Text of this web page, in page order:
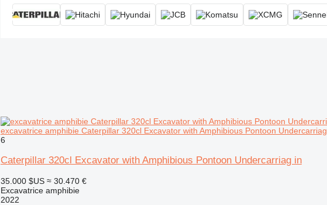
excavatrice amphibie Caterpillar 320cl Excavator with Amphibious Pontoon
6
Caterpillar 320cl Excavator with Amphibious Pontoon Undercarriag in
35.000 $US ≈ 30.470 €
Excavatrice amphibie
2022